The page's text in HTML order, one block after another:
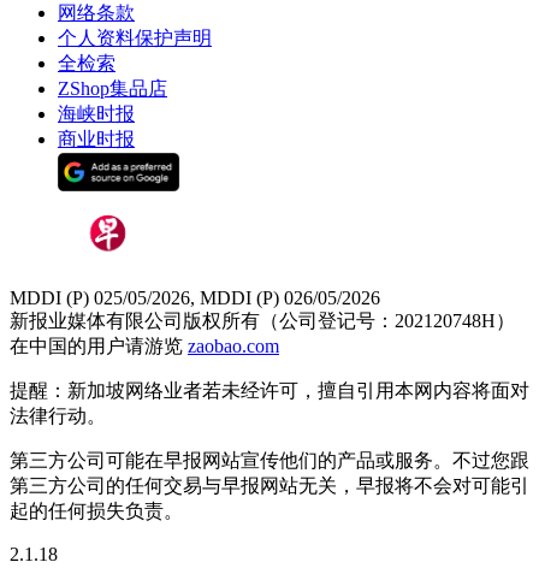
网络条款
个人资料保护声明
全检索
ZShop集品店
海峡时报
商业时报
MDDI (P) 025/05/2026, MDDI (P) 026/05/2026
新报业媒体有限公司版权所有（公司登记号：202120748H）
在中国的用户请游览 zaobao.com
提醒：新加坡网络业者若未经许可，擅自引用本网内容将面对
法律行动。
第三方公司可能在早报网站宣传他们的产品或服务。不过您跟
第三方公司的任何交易与早报网站无关，早报将不会对可能引
起的任何损失负责。
2.1.18